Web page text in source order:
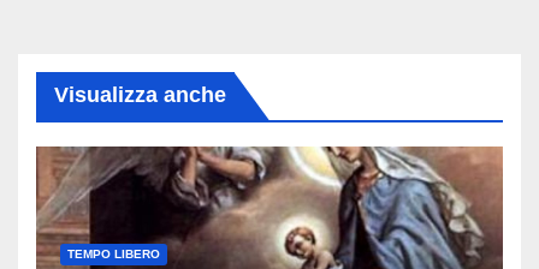
Visualizza anche
TEMPO LIBERO